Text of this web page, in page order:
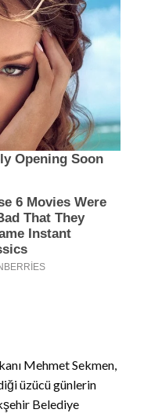
Mehmet Sekmen,
üzücü günlerin
Belediye